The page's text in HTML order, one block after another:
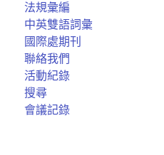
法規彙編
中英雙語詞彙
國際處期刊
聯絡我們
活動紀錄
搜尋
會議記錄